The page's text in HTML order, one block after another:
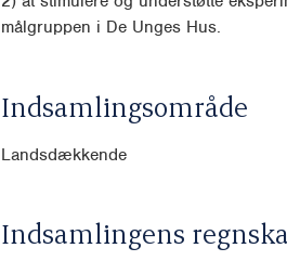
målgruppen i De Unges Hus.
Indsamlingsområde
Landsdækkende
Indsamlingens